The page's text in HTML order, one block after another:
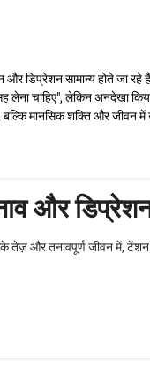
सामान्य होते जा रहे हैं।
लेना चाहिए", लेकिन अनदेखा
मानसिक शक्ति और जीवन
और
और तनावपूर्ण जीवन में, टेंशन और